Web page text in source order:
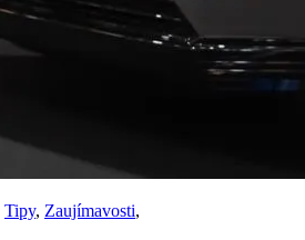
Tipy, Zaujímavosti,